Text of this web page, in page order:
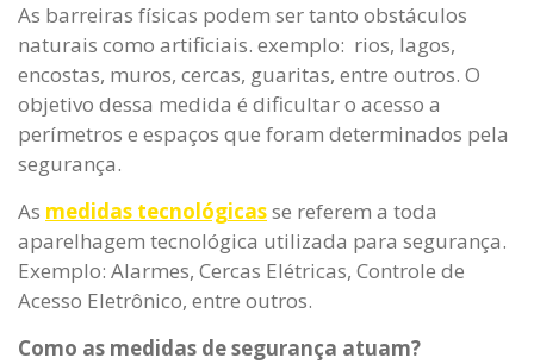
As barreiras físicas podem ser tanto obstáculos
naturais como artificiais. exemplo: rios, lagos,
encostas, muros, cercas, guaritas, entre outros. O
objetivo dessa medida é dificultar o acesso a
perímetros e espaços que foram determinados pela
segurança.
As medidas tecnológicasse referem a toda
aparelhagem tecnológica utilizada para segurança.
Exemplo: Alarmes, Cercas Elétricas, Controle de
Acesso Eletrônico, entre outros.
Como as medidas de segurança atuam?